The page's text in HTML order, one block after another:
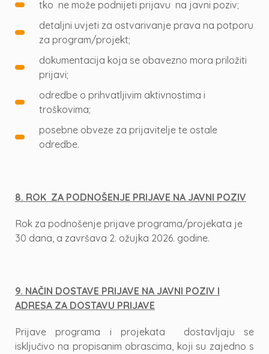
tko ne može podnijeti prijavu na javni poziv;
detaljni uvjeti za ostvarivanje prava na potporu
za program/projekt;
dokumentacija koja se obavezno mora priložiti
prijavi;
odredbe o prihvatljivim aktivnostima i
troškovima;
posebne obveze za prijavitelje te ostale
odredbe.
8. ROK ZA PODNOŠENJE PRIJAVE NA JAVNI POZIV
Rok za podnošenje prijave programa/projekata je
30 dana, a završava 2. ožujka 2026. godine.
9. NAČIN DOSTAVE PRIJAVE NA JAVNI POZIV I
ADRESA ZA DOSTAVU PRIJAVE
Prijave programa i projekata dostavljaju se
isključivo na propisanim obrascima, koji su zajedno s